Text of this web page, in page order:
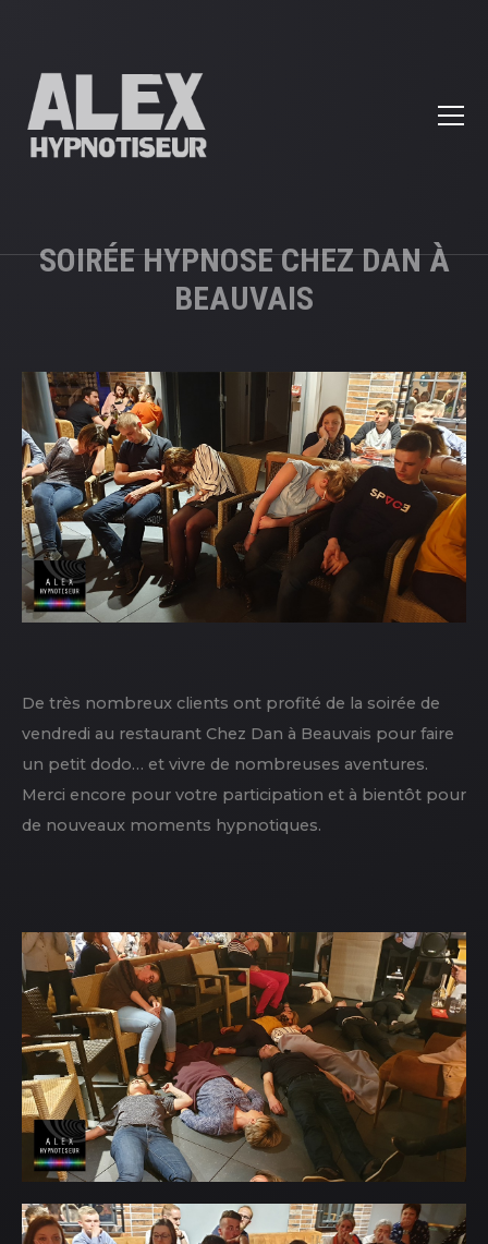
SOIRÉE HYPNOSE CHEZ DAN À
BEAUVAIS
De très nombreux clients ont profité de la soirée de
vendredi au restaurant Chez Dan à Beauvais pour faire
un petit dodo… et vivre de nombreuses aventures.
Merci encore pour votre participation et à bientôt pour
de nouveaux moments hypnotiques.